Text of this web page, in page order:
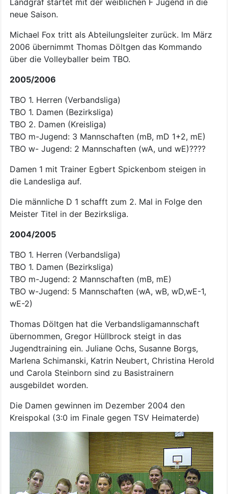
Landgraf startet mit der weiblichen F Jugend in die
neue Saison.
Michael Fox tritt als Abteilungsleiter zurück. Im März
2006 übernimmt Thomas Döltgen das Kommando
über die Volleyballer beim TBO.
2005/2006
TBO 1. Herren (Verbandsliga)
TBO 1. Damen (Bezirksliga)
TBO 2. Damen (Kreisliga)
TBO m-Jugend: 3 Mannschaften (mB, mD 1+2, mE)
TBO w- Jugend: 2 Mannschaften (wA, und wE)????
Damen 1 mit Trainer Egbert Spickenbom steigen in
die Landesliga auf.
Die männliche D 1 schafft zum 2. Mal in Folge den
Meister Titel in der Bezirksliga.
2004/2005
TBO 1. Herren (Verbandsliga)
TBO 1. Damen (Bezirksliga)
TBO m-Jugend: 2 Mannschaften (mB, mE)
TBO w-Jugend: 5 Mannschaften (wA, wB, wD,wE-1,
wE-2)
Thomas Döltgen hat die Verbandsligamannschaft
übernommen, Gregor Hüllbrock steigt in das
Jugendtraining ein. Juliane Ochs, Susanne Borgs,
Marlena Schimanski, Katrin Neubert, Christina Herold
und Carola Steinborn sind zu Basistrainern
ausgebildet worden.
Die Damen gewinnen im Dezember 2004 den
Kreispokal (3:0 im Finale gegen TSV Heimaterde)